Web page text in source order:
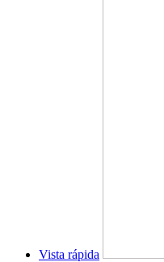
Vista rápida